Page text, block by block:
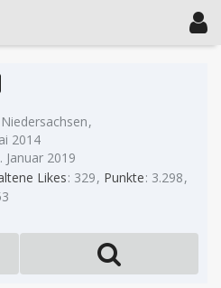
2014
Januar 2019
Likes 329 Punkte 3.298